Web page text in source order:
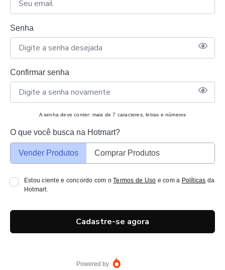
Senha
Confirmar senha
A senha deve conter: mais de 7 caracteres, letras e números
O que você busca na Hotmart?
Vender Produtos Comprar Produtos
Estou ciente e concordo com oTermos de Uso e com a Políticas da
Hotmart.
Cadastre-se agora
Powered by